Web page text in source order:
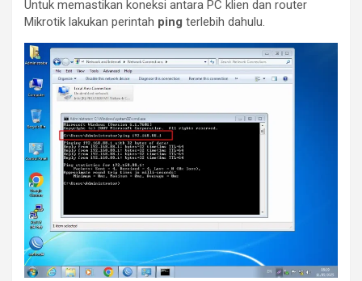
Untuk memastikan koneksi antara PC klien dan router
Mikrotik lakukan perintah ping terlebih dahulu.